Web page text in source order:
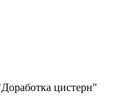
цистерн"